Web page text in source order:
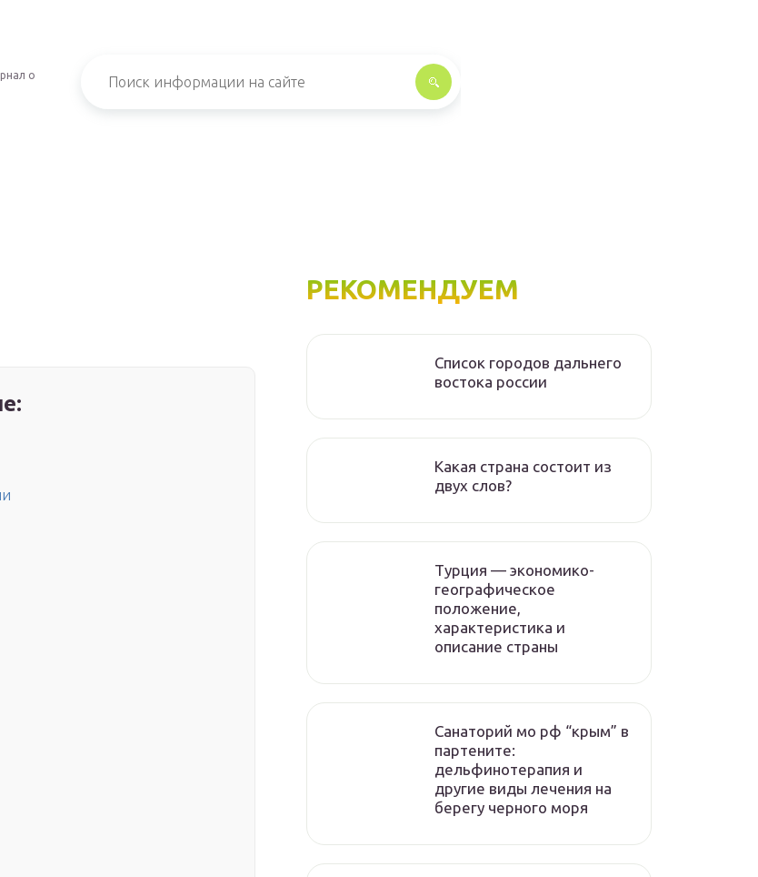
о
РЕКОМЕНДУЕМ
Список городов дальнего
востока россии
Какая страна состоит из
двух слов?
Турция — экономико-
географическое
положение,
характеристика и
описание страны
Санаторий мо рф “крым” в
партените:
дельфинотерапия и
другие виды лечения на
берегу черного моря